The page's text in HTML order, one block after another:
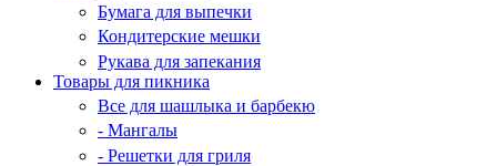
Бумага для выпечки
Кондитерские мешки
Рукава для запекания
Товары для пикника
Все для шашлыка и барбекю
- Мангалы
- Решетки для гриля